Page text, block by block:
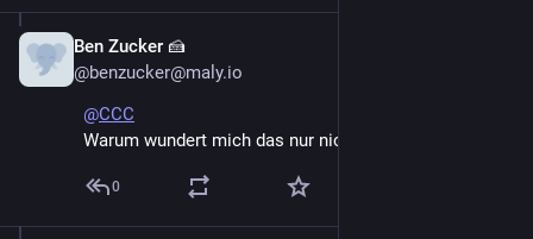
Ben Zucker 🍰
@benzucker@maly.io
@CCC
Warum wundert mich das nur nicht...
0